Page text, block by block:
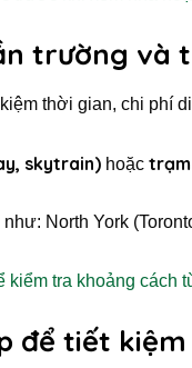
trường và
thời gian, chi phí
skytrain)hoặc
North York
kiểm tra khoảng
để tiết